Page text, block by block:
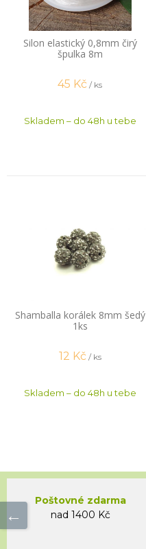
Silon elastický 0,8mm čirý
špulka 8m
45 Kč / ks
Skladem – do 48h u tebe
Shamballa korálek 8mm šedý
1ks
12 Kč / ks
Skladem – do 48h u tebe
Poštovné zdarma
nad 1400 Kč